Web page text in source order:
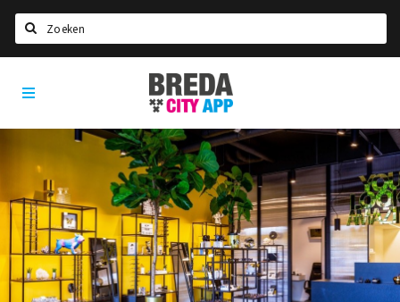
Home
Agenda
Deals
Party pics
Nieuws, interviews & blogs
Eten
Drinken
Breda
City
App